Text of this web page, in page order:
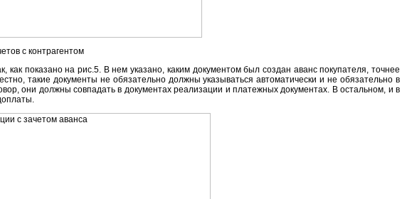
с контрагентом
показано на рис.5. В нем указано, каким документом был создан аванс покупателя, точнее
такие документы не обязательно должны указываться автоматически и не обязательно в
они должны совпадать в документах реализации и платежных документах. В остальном, и в